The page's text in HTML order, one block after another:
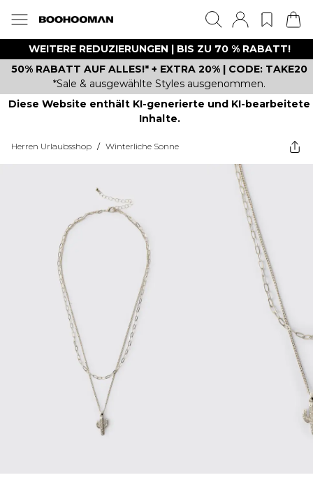
WEITERE REDUZIERUNGEN | BIS ZU 70 % RABATT!
50% RABATT AUF ALLES!* + EXTRA 20% | CODE: TAKE20
*Sale & ausgewählte Styles ausgenommen.
Diese Website enthält KI-generierte und KI-bearbeitete
Inhalte.
Herren Urlaubsshop / Winterliche Sonne